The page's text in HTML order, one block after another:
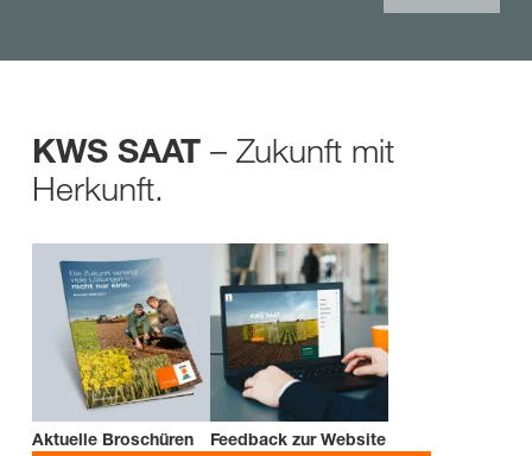
KWS SAAT – Zukunft mit
Herkunft.
Aktuelle Broschüren Feedback zur Website